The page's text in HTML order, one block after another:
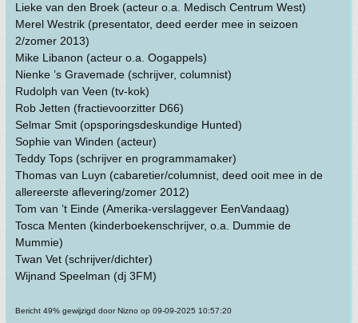
Lieke van den Broek (acteur o.a. Medisch Centrum West)
Merel Westrik (presentator, deed eerder mee in seizoen
2/zomer 2013)
Mike Libanon (acteur o.a. Oogappels)
Nienke ’s Gravemade (schrijver, columnist)
Rudolph van Veen (tv-kok)
Rob Jetten (fractievoorzitter D66)
Selmar Smit (opsporingsdeskundige Hunted)
Sophie van Winden (acteur)
Teddy Tops (schrijver en programmamaker)
Thomas van Luyn (cabaretier/columnist, deed ooit mee in de
allereerste aflevering/zomer 2012)
Tom van ’t Einde (Amerika-verslaggever EenVandaag)
Tosca Menten (kinderboekenschrijver, o.a. Dummie de
Mummie)
Twan Vet (schrijver/dichter)
Wijnand Speelman (dj 3FM)
Bericht 49% gewijzigd door Nizno op 09-09-2025 10:57:20